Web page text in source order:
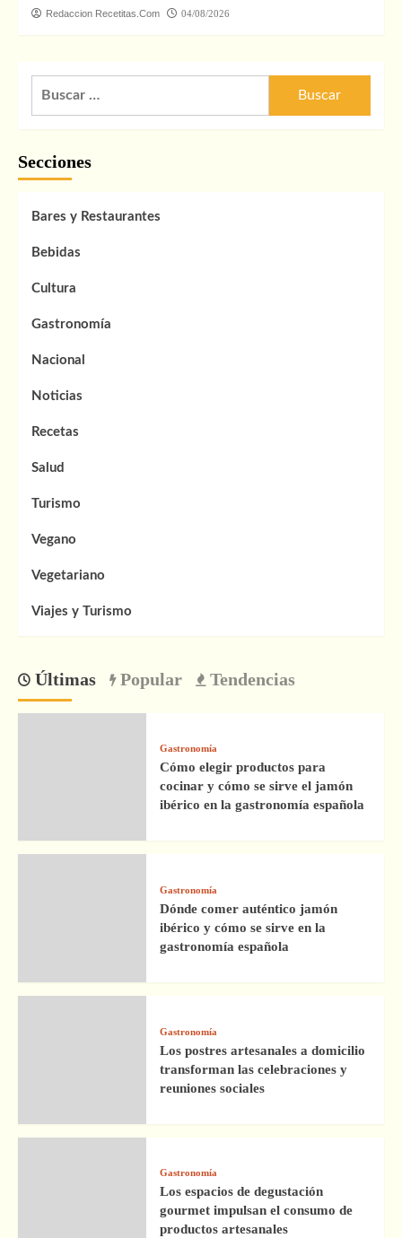
Redaccion Recetitas.Com 04/08/2026
Secciones
Bares y Restaurantes
Bebidas
Cultura
Gastronomía
Nacional
Noticias
Recetas
Salud
Turismo
Vegano
Vegetariano
Viajes y Turismo
Últimas Popular Tendencias
Gastronomía
Cómo elegir productos para
cocinar y cómo se sirve el jamón
ibérico en la gastronomía española
Gastronomía
Dónde comer auténtico jamón
ibérico y cómo se sirve en la
gastronomía española
Gastronomía
Los postres artesanales a domicilio
transforman las celebraciones y
reuniones sociales
Gastronomía
Los espacios de degustación
gourmet impulsan el consumo de
productos artesanales